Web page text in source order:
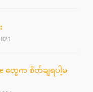
တွေက စိတ်ချရပါ့မ